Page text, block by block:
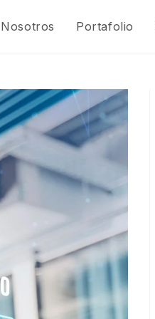
Nosotros Portafolio